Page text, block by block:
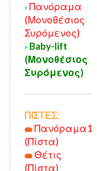
Πανόραμα
(Μονοθέσιος
Συρόμενος)
Baby-lift
(Μονοθέσιος
Συρόμενος)
ΠΙΣΤΕΣ:
Πανόραμα1
(Πίστα)
Θέτις
(Πίστα)